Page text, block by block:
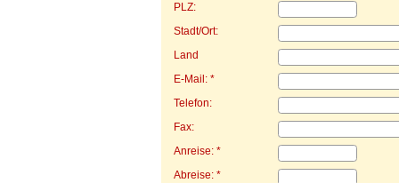
PLZ:
Stadt/Ort:
Land
E-Mail: *
Telefon:
Fax:
Anreise: *
Abreise: *